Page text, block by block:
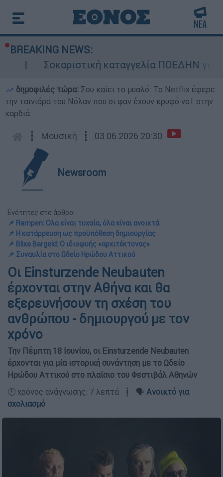
BREAKING NEWS:
καταγγελία ΠΟΕΔΗΝ για Ζάκυνθο:
δημοφιλές τώρα: Σου καίει το μυαλό: Το Netflix έφερε
την ταινιάρα του Νόλαν που οι φαν έχουν κρυφό νο1 στην
καρδιά...
┋ Μουσική ┋ 03.06.2026 20:30
Newsroom
Ενότητες στο άρθρο:
📌 Rampen: Ολα είναι τυχαία, όλα είναι ανοικτά
📌 Η κατάρρευση ως προϋπόθεση δημιουργίας
📌 Blixa Bargeld: Ο ιδιοφυής «αρχιτέκτονας»
📌 Συναυλία στο Ωδείο Ηρώδου Αττικού
Οι Einsturzende Neubauten
έρχονται στην Αθήνα και θα
εξερευνήσουν τη σχέση του
ανθρώπου - δημιουργού με τον
χρόνο
Την Πέμπτη 18 Ιουνίου, οι Einsturzende Neubauten
έρχονται για μία ιστορική συνάντηση με το Ωδείο
Ηρώδου Αττικού στο πλαίσιο του Φεστιβάλ Αθηνών
🕛 χρόνος ανάγνωσης: 7 λεπτά ┋ 🗣️ Ανοικτό για
σχολιασμό